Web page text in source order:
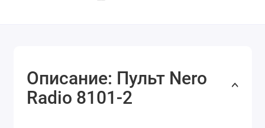
Описание: Пульт Nero
Radio 8101-2